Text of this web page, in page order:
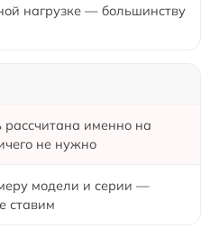
нагрузке — большинству
рассчитана именно на
не нужно
модели и серии —
ставим